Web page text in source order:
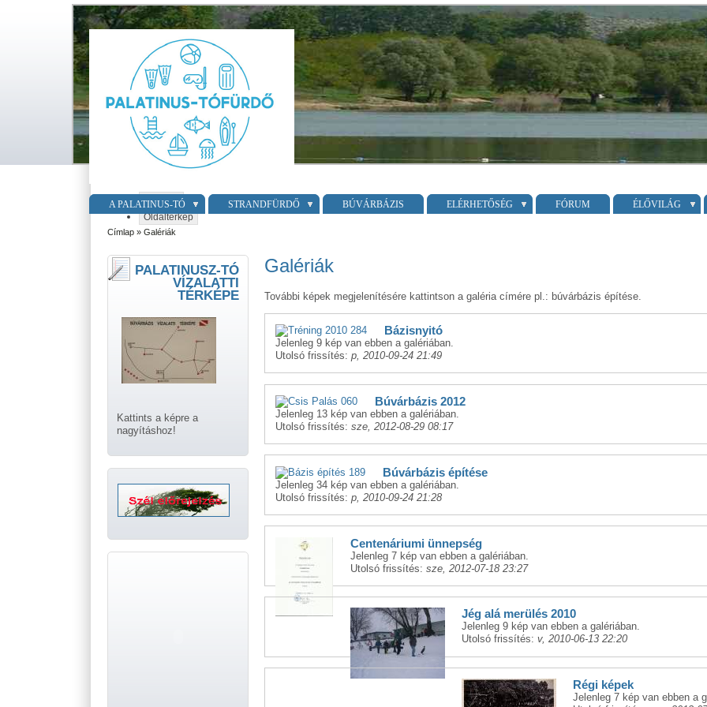
A PALATINUS-TÓ STRANDFÜRDŐ BÚVÁRBÁZIS ELÉRHETŐSÉG FÓRUM ÉLŐVILÁG
Belépés
Oldaltérkép
Címlap » Galériák
Galériák
További képek megjelenítésére kattintson a galéria címére pl.: búvárbázis építése.
Bázisnyitó
Jelenleg 9 kép van ebben a galériában.
Utolsó frissítés:p, 2010-09-24 21:49
Búvárbázis 2012
Jelenleg 13 kép van ebben a galériában.
Utolsó frissítés:sze, 2012-08-29 08:17
Búvárbázis építése
Jelenleg 34 kép van ebben a galériában.
Utolsó frissítés:p, 2010-09-24 21:28
Centenáriumi ünnepség
Jelenleg 7 kép van ebben a galériában.
Utolsó frissítés: sze, 2012-07-18 23:27
Jég alá merülés 2010
Jelenleg 9 kép van ebben a galériában.
Utolsó frissítés: v, 2010-06-13 22:20
Régi képek
Jelenleg 7 kép van ebben a
PALATINUSZ-TÓ
VÍZALATTI
TÉRKÉPE
Kattints a képre a
nagyításhoz!